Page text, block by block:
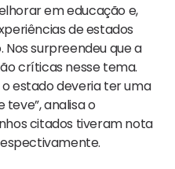
em educação e,
de estados
surpreendeu que a
críticas nesse tema.
estado deveria ter uma
teve”, analisa o
citados tiveram nota